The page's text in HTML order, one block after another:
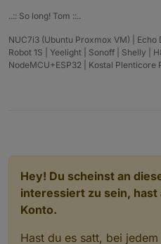
..:: So long! Tom ::..
NUC7i3 (Ubuntu Proxmox VM) |
Robot 1S | Yeelight | Sonoff | Shelly |
NodeMCU+ESP32 | Kostal Plenticore
Hey! Du scheinst an
interessiert zu sein, hast
Konto.
Hast du es satt, bei